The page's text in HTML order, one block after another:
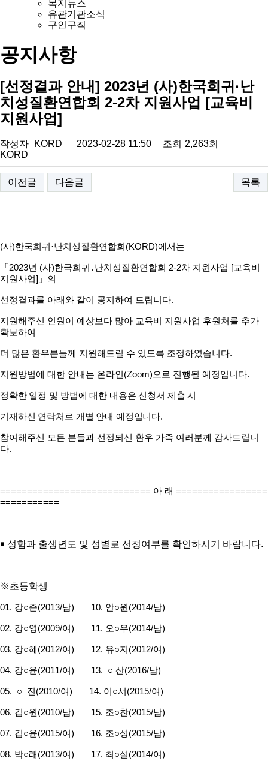
복지뉴스
유관기관소식
구인구직
공지사항
[선정결과 안내] 2023년 (사)한국희귀·난
치성질환연합회 2-2차 지원사업 [교육비
지원사업]
작성자 KORD 2023-02-28 11:50 조회 2,263회
KORD
이전글 다음글 목록
(사)한국희귀 ·난치성질환연합회 (KORD)에서는
「 2023년 (사)한국희귀 ․난치성질환연합회 2-2차 지원사업 [교육비
지원사업] 」 의
선정결과를 아래와 같이 공지하여 드립니다.
지원해주신 인원이 예상보다 많아 교육비 지원사업 후원처를 추가
확보하여
더 많은 환우분들께 지원해드릴 수 있도록 조정하였습니다.
지원방법에 대한 안내는 온라인 (Zoom)으로 진행될 예정입니다.
정확한 일정 및 방법에 대한 내용은 신청서 제출 시
기재하신 연락처로 개별 안내 예정입니다.
참여해주신 모든 분들과 선정되신 환우 가족 여러분께 감사드립니
다.
============================ 아 래 =================
===========
￭ 성함과 출생년도 및 성별로 선정여부를 확인하시기 바랍니다.
※초등학생
01. 강○준(2013/남) 10. 안○원 (2014/남)
02. 강○영(2009/여) 11. 오○우(2014/남)
03. 강○혜 (2012/여) 12. 유○지 (2012/여)
04. 강○윤(2011/여) 13. ○ 산(2016/남)
05. ○ 진 (2010/여) 14. 이 ○서 (2015/여)
06. 김○원 (2010/남) 15. 조○찬(2015/남)
07. 김○윤(2015/여) 16. 조○성(2015/남)
08. 박○래 (2013/여) 17. 최 ○설(2014/여)